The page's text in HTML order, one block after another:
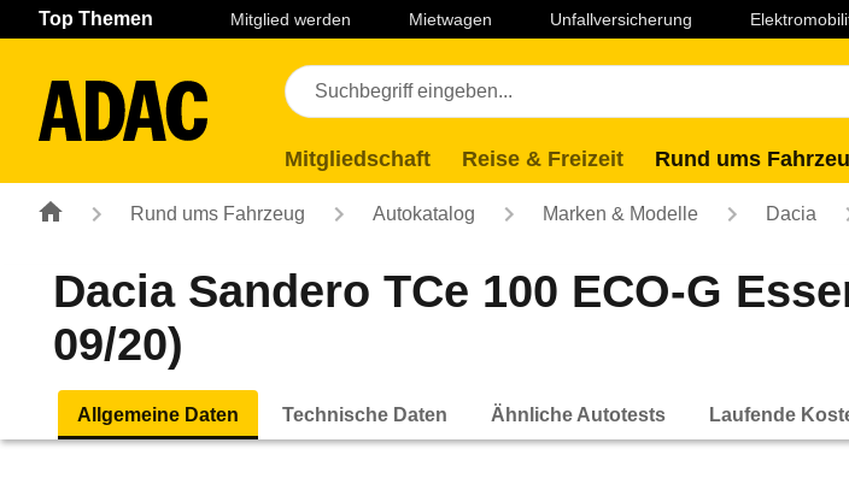
Navigation Seiteninhalt Fußzeile
Top Themen Mitglied werden Mietwagen Unfallversicherung
Mitgliedschaft Reise & Freizeit Rund ums
Rund ums Fahrzeug Autokatalog Marken & Modelle Dacia
Dacia Sandero TCe 100 ECO-G
09/20)
Allgemeine Daten Technische Daten Ähnliche Autotests Laufende